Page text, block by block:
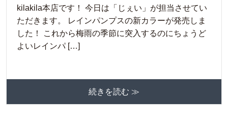
kilakila本店です！ 今日は「じぇい」が担当させてい
ただきます。 レインパンプスの新カラーが発売しま
した！ これから梅雨の季節に突入するのにちょうど
よいレインパ […]
続きを読む ≫